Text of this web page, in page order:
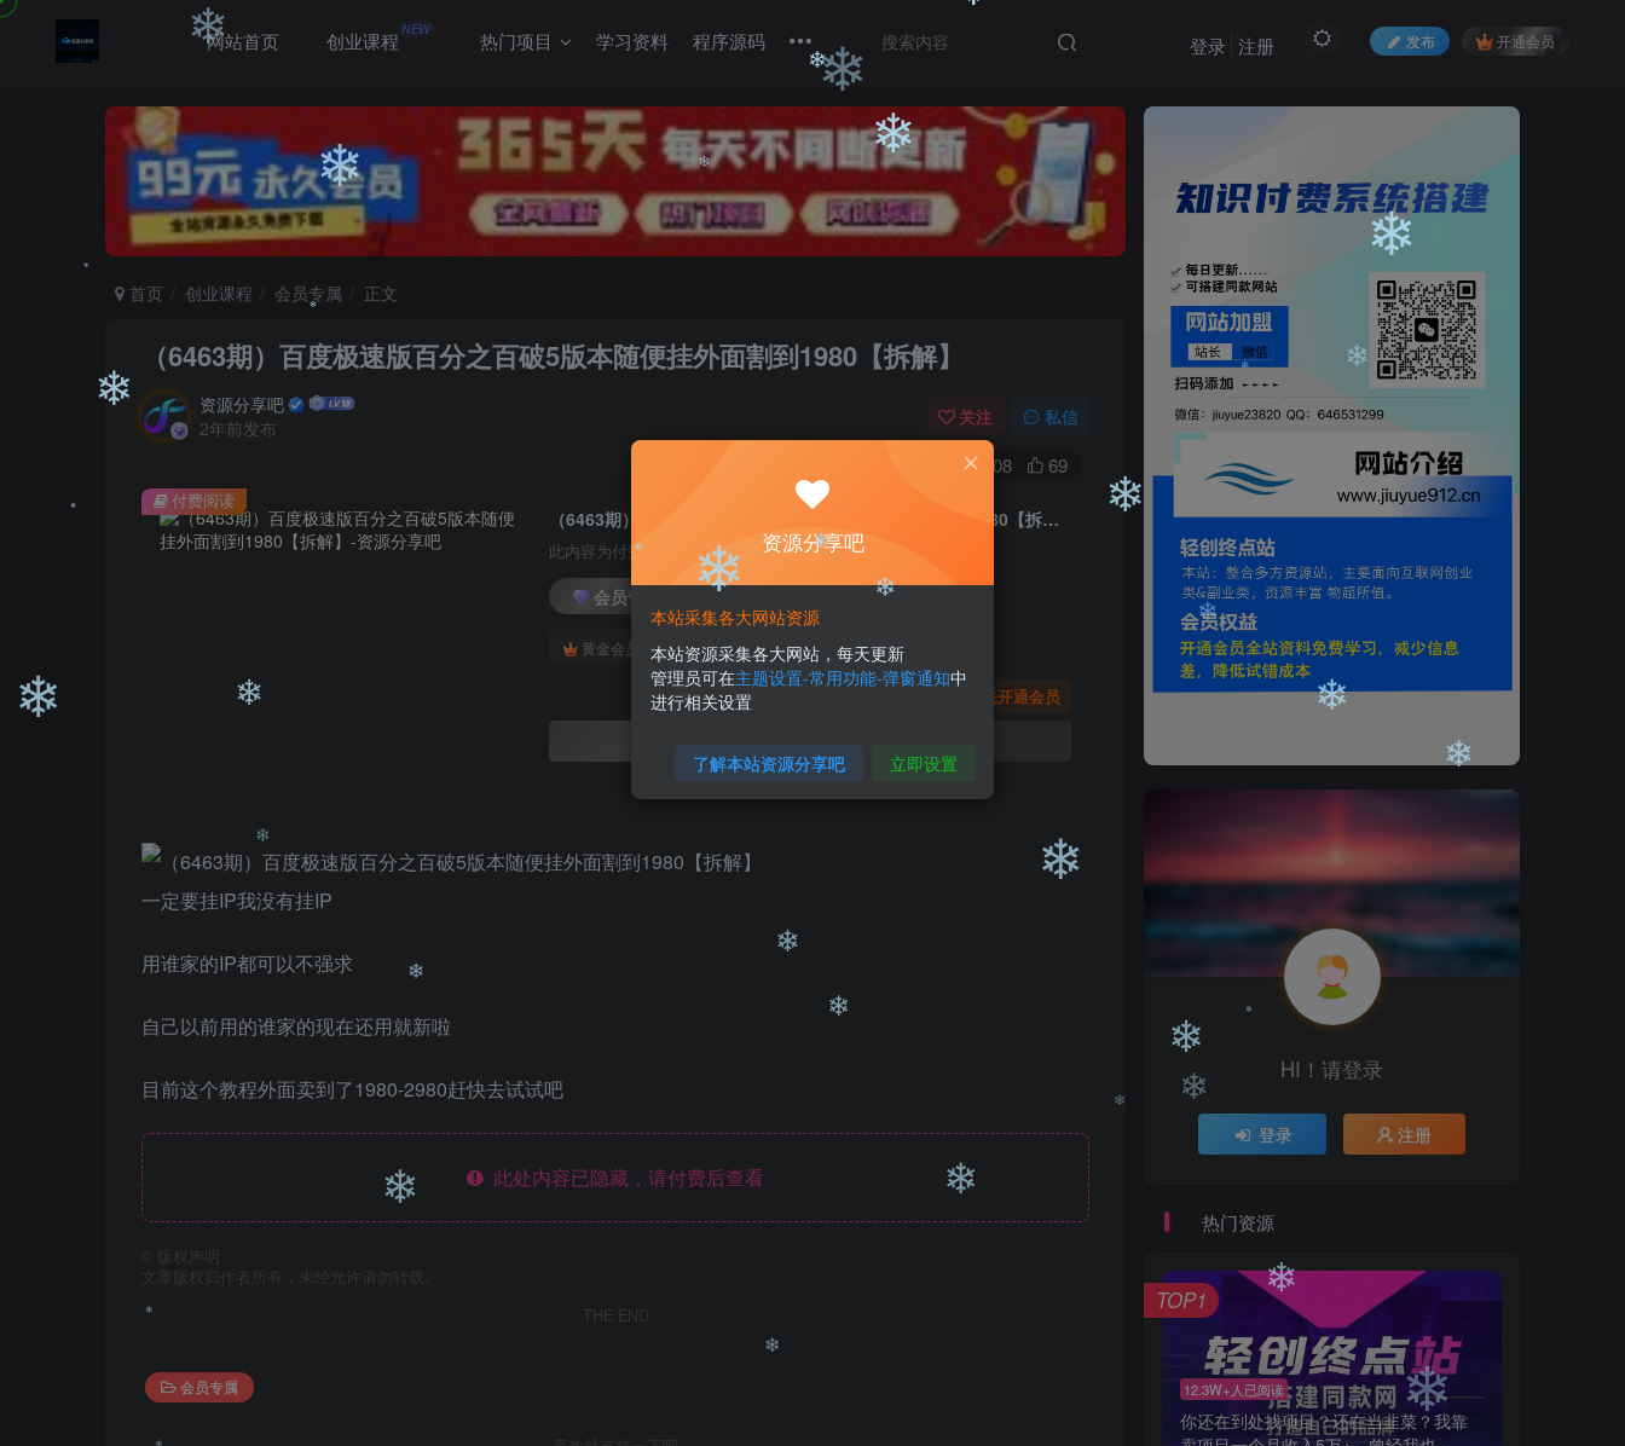
网站首页 创业课程 NEW 热门项目 学习资料 程序源码 发布 开通会员
登录 注册
首页 创业课程 会员专属 正文
（6463期）百度极速版百分之百破5版本随便挂外面割到1980【拆解】
资源分享吧
2年前发布
关注 私信
908 69
（6463期）百度极速版百分之百破5版本随便挂外面割到1980【拆解】
此内容为付费阅读，请付费后查看
会员专属资源
黄金会员 免费 钻石会员免费
您暂无购买权限，请先开通会员
付费阅读
一定要挂IP我没有挂IP
用谁家的IP都可以不强求
自己以前用的谁家的现在还用就新啦
目前这个教程外面卖到了1980-2980赶快去试试吧
此处内容已隐藏，请付费后查看
版权声明
文章版权归作者所有，未经允许请勿转载。
THE END
会员专属
HI！请登录
登录 注册
热门资源
12.3W+人已阅读
你还在到处找项目？还在当韭菜？我靠
TOP1
资源分享吧
本站采集各大网站资源
本站资源采集各大网站，每天更新
管理员可在主题设置-常用功能-弹窗通知中
进行相关设置
了解本站资源分享吧 立即设置
❄
❄
❄
❄
❄
❄
❄
❄
❄
❄
❄
❄ ❄
❄
❄ ❄
❄
❄
❄
❄
❄ ❄